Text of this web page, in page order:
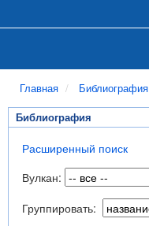
Главная Библиография
Библиография
Расширенный поиск
Вулкан:
Группировать: